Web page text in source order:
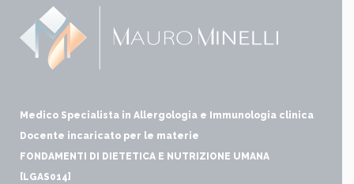
Medico Specialista in Allergologia e Immunologia clinica
Docente incaricato per le materie
FONDAMENTI DI DIETETICA E NUTRIZIONE UMANA
[LGAS014]